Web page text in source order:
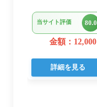
ラスソース 3kg
22個入り
当サイト評価 80.0
金額：12,000
詳細を見る